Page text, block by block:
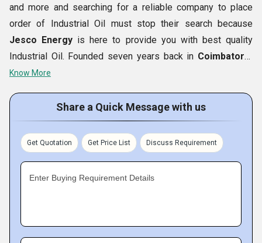
and more and searching for a reliable company to place
order of Industrial Oil must stop their search because
Jesco Energy is here to provide you with best quality
Industrial Oil. Founded seven years back in Coimbatore,
Tamil Nadu (India)
and more. We deal in aforesaid oils of famous brands and
companies having sound knowledgeable and experience
ion this industry. Since we are a customer caring company
we make sure that each of our client is thoroughly satisfied
Know More
Share a Quick Message with us
Get Quotation Get Price List Discuss Requirement
Enter Buying Requirement Details